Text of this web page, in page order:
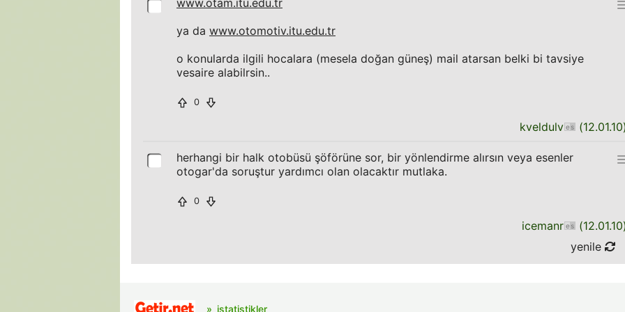
www.otam.itu.edu.tr
ya da www.otomotiv.itu.edu.tr
o konularda ilgili hocalara (mesela doğan güneş) mail atarsan belki bi tavsiye
vesaire alabilrsin..
0
kveldulv (12.01.10
herhangi bir halk otobüsü şöförüne sor, bir yönlendirme alırsın veya esenler
otogar'da soruştur yardımcı olan olacaktır mutlaka.
0
icemanr (12.01.10
yenile
istatistikler